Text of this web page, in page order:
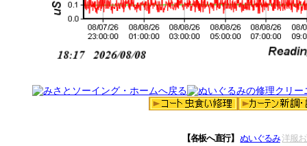
【各板へ直行】 ぬいぐるみ 洋服